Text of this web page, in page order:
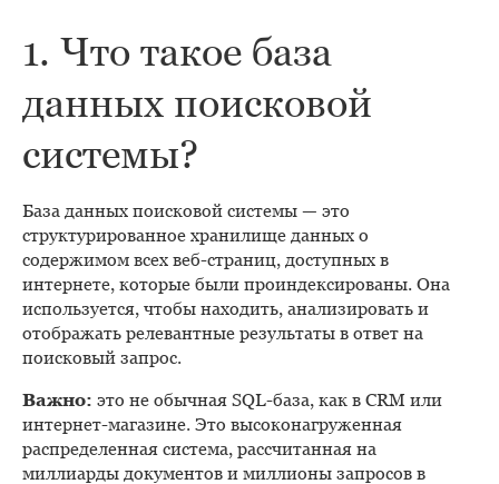
1. Что такое база
данных поисковой
системы?
База данных поисковой системы — это
структурированное хранилище данных о
содержимом всех веб-страниц, доступных в
интернете, которые были проиндексированы. Она
используется, чтобы находить, анализировать и
отображать релевантные результаты в ответ на
поисковый запрос.
Важно: это не обычная SQL-база, как в CRM или
интернет-магазине. Это высоконагруженная
распределенная система, рассчитанная на
миллиарды документов и миллионы запросов в